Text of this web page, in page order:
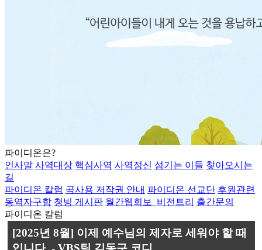
파이디온은?
인사말 사역대상 핵심사역 사역정신 섬기는 이들 찾아오시는
길
파이디온 칼럼 곡사용 저작권 안내 파이디온 선교단 후원관련
동역자구함 청빙 게시판 월간웹회보_비전트리 출간문의
파이디온 칼럼
[2025년 8월] 이제 예수님의 제자로 세워야 할 때